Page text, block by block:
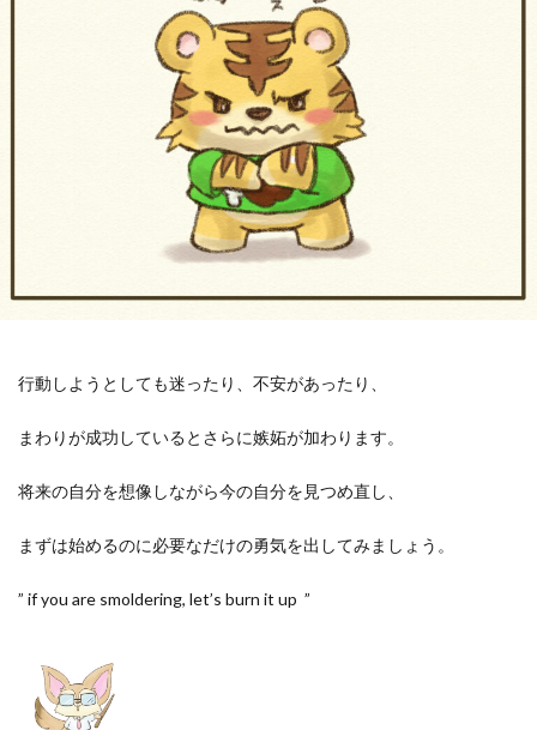
行動しようとしても迷ったり、不安があったり、
まわりが成功しているとさらに嫉妬が加わります。
将来の自分を想像しながら今の自分を見つめ直し、
まずは始めるのに必要なだけの勇気を出してみましょう。
” if you are smoldering, let’s burn it up ”